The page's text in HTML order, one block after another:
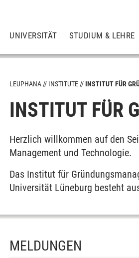
UNIVERSITÄT STUDIUM & LEHRE
Gründungsmanagement
Personen
LEUPHANA INSTITUTE INSTITUT FÜR
INSTITUT FÜR
Herzlich willkommen auf den
Management und Technologie.
Das Institut für
Universität Lüneburg besteht
MELDUNGEN